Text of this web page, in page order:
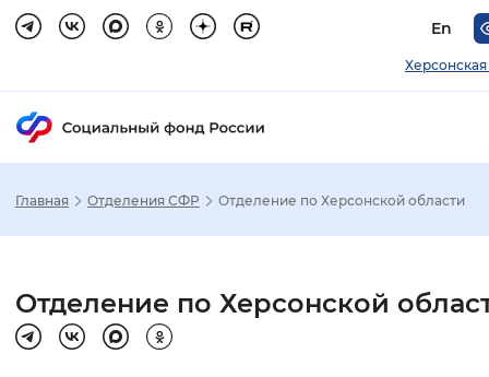
En
Главная Отделения СФР Отделение по Херсонской области
Отделение по Херсонской